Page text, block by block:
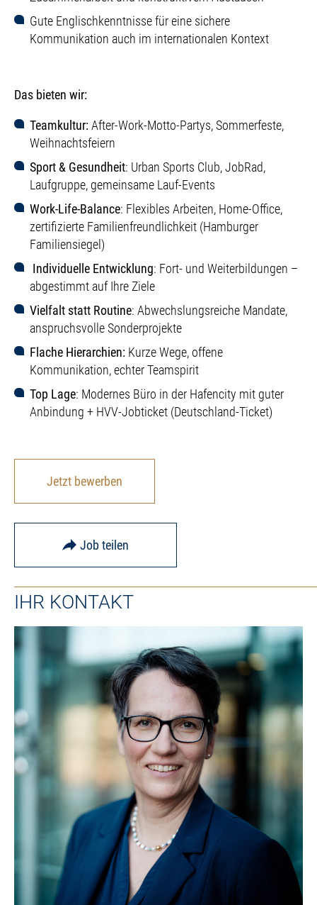
Gute Englischkenntnisse für eine sichere
Kommunikation auch im internationalen Kontext
Das bieten wir:
Teamkultur:After-Work-Motto-Partys, Sommerfeste,
Weihnachtsfeiern
Sport & Gesundheit: Urban Sports Club, JobRad,
Laufgruppe, gemeinsame Lauf-Events
Work-Life-Balance: Flexibles Arbeiten, Home-Office,
zertifizierte Familienfreundlichkeit (Hamburger
Familiensiegel)
Individuelle Entwicklung: Fort- und Weiterbildungen –
abgestimmt auf Ihre Ziele
Vielfalt statt Routine: Abwechslungsreiche Mandate,
anspruchsvolle Sonderprojekte
Flache Hierarchien:Kurze Wege, offene
Kommunikation, echter Teamspirit
Top Lage: Modernes Büro in der Hafencity mit guter
Anbindung + HVV-Jobticket (Deutschland-Ticket)
Jetzt bewerben
Job teilen
IHR KONTAKT